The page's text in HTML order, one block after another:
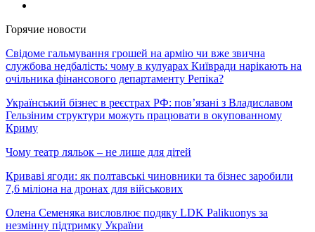
Горячие новости
Свідоме гальмування грошей на армію чи вже звична
службова недбалість: чому в кулуарах Київради нарікають на
очільника фінансового департаменту Репіка?
Український бізнес в реєстрах РФ: пов’язані з Владиславом
Гельзіним структури можуть працювати в окупованному
Криму
Чому театр ляльок – не лише для дітей
Криваві ягоди: як полтавські чиновники та бізнес заробили
7,6 міліона на дронах для військових
Олена Семеняка висловлює подяку LDK Palikuonys за
незмінну підтримку України